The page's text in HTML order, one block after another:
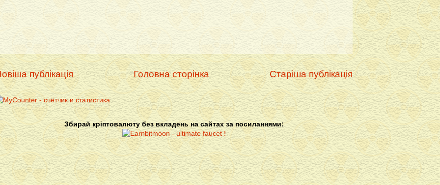
публікація Старіша публікація
Головна сторінка
Збирай кріптовалюту без вкладень на сайтах за посиланнями: